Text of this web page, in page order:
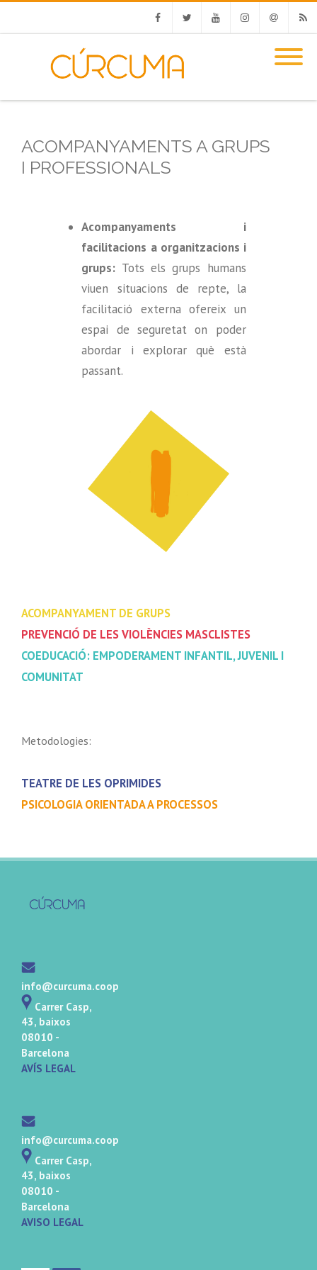
Email RSS
ACOMPANYAMENTS A GRUPS
I PROFESSIONALS
Acompanyaments i
facilitacions a organitzacions i
grups: Tots els grups humans
viuen situacions de repte, la
facilitació externa ofereix un
espai de seguretat on poder
abordar i explorar què està
passant.
ACOMPANYAMENT DE GRUPS
PREVENCIÓ DE LES VIOLÈNCIES MASCLISTES
COEDUCACIÓ: EMPODERAMENT INFANTIL, JUVENIL I
COMUNITAT
Metodologies:
TEATRE DE LES OPRIMIDES
PSICOLOGIA ORIENTADA A PROCESSOS
info@curcuma.coop
Carrer Casp,
43, baixos
08010 -
Barcelona
AVÍS LEGAL
info@curcuma.coop
Carrer Casp,
43, baixos
08010 -
Barcelona
AVISO LEGAL